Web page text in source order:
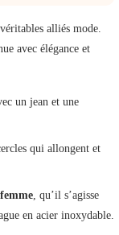
alliés mode.
avec élégance et
un jean et une
qui allongent et
, qu’il s’agisse
en acier inoxydable.